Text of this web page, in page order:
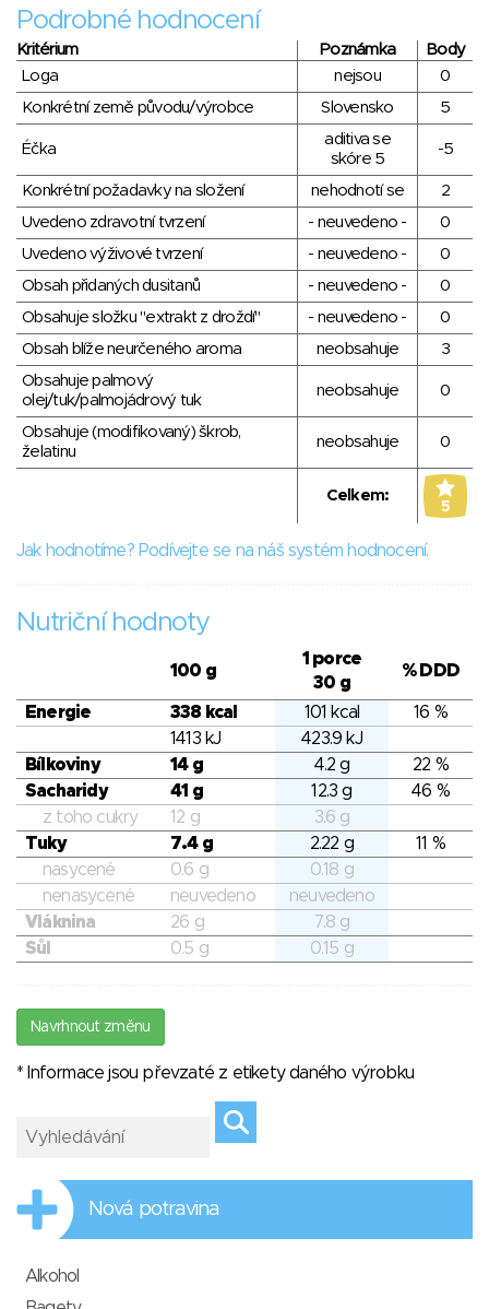
Podrobné hodnocení
Kritérium Poznámka
Body
Loga
nejsou
0
Konkrétní země původu/výrobce
Slovensko 5
Éčka
aditiva se
skóre 5
-5
Konkrétní požadavky na složení nehodnotí se
2
Uvedeno zdravotní tvrzení
- neuvedeno -
0
Uvedeno výživové tvrzení
- neuvedeno -
0
Obsah přidaných dusitanů
- neuvedeno -
0
Obsahuje složku "extrakt z droždí"
- neuvedeno -
0
Obsah blíže neurčeného aroma
neobsahuje
3
Obsahuje palmový
olej/tuk/palmojádrový tuk
neobsahuje 0
Obsahuje (modifikovaný) škrob,
želatinu
neobsahuje 0
Celkem:
5
Jak hodnotíme? Podívejte se na náš systém hodnocení.
Nutriční hodnoty
100 g
1 porce
30 g
% DDD
Energie 338 kcal 101 kcal
16 %
1413 kJ
423.9 kJ
Bílkoviny
14 g 4.2 g
22 %
Sacharidy
41 g 12.3 g
46 %
z toho cukry
12 g
3.6 g
Tuky
7.4 g 2.22 g
11 %
nasycené
0.6 g
0.18 g
nenasycené
neuvedeno
neuvedeno
Vláknina
26 g
7.8 g
Sůl
0.5 g 0.15 g
Navrhnout změnu
* Informace jsou převzaté z etikety daného výrobku
Nová potravina
Alkohol